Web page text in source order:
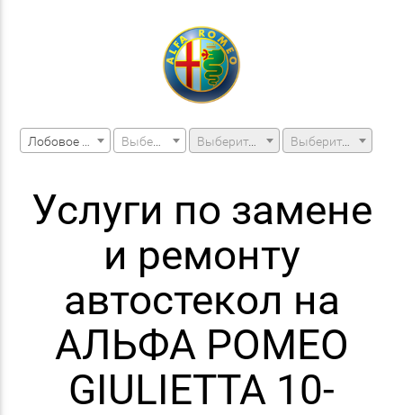
Выберите модель машины Выберите модификацию
Услуги по замене
и ремонту
автостекол на
АЛЬФА РОМЕО
GIULIETTA 10-